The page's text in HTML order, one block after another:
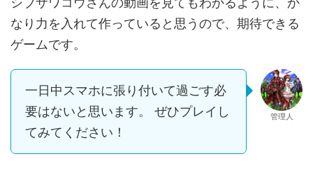
なり力を入れて作っていると思うので、期待できる
ゲームです。
一日中スマホに張り付いて過ごす必
要はないと思います。 ぜひプレイし
てみてください！
管理人